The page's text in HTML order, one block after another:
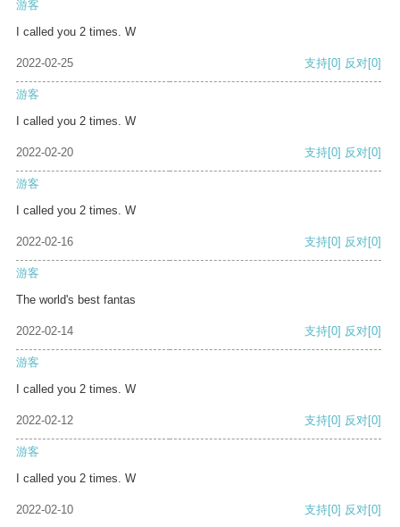
游客
I called you 2 times. W
2022-02-25 支持[0] 反对[0]
游客
I called you 2 times. W
2022-02-20 支持[0] 反对[0]
游客
I called you 2 times. W
2022-02-16 支持[0] 反对[0]
游客
The world's best fantas
2022-02-14 支持[0] 反对[0]
游客
I called you 2 times. W
2022-02-12 支持[0] 反对[0]
游客
I called you 2 times. W
2022-02-10 支持[0] 反对[0]